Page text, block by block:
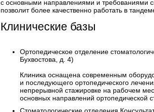
с основными направлениями и требованиями
позволит более качественно работать в
Клинические базы
Ортопедическое отделение
Бухвостова, д. 4)
Клиника оснащена современным
и последующего ортопедического
непрерывной стажировке на рабочем
основных направлений ортопедической